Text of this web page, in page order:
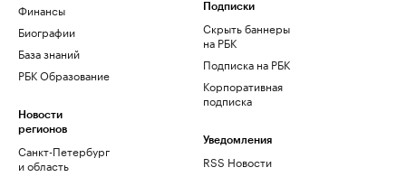
Финансы
Биографии
База знаний
РБК Образование
Новости
регионов
Санкт-Петербург
и область
Подписки
Скрыть баннеры
на РБК
Подписка на РБК
Корпоративная
подписка
Уведомления
RSS Новости